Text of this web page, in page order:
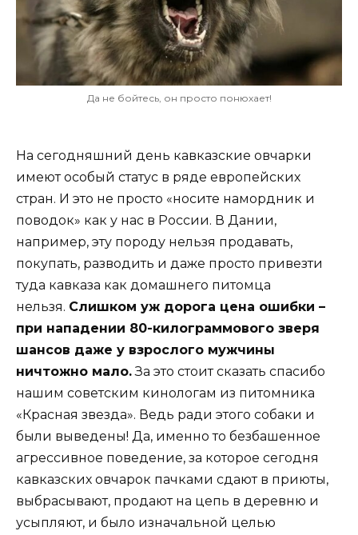
Да не бойтесь, он просто понюхает!
На сегодняшний день кавказские овчарки
имеют особый статус в ряде европейских
стран. И это не просто «носите намордник и
поводок» как у нас в России. В Дании,
например, эту породу нельзя продавать,
покупать, разводить и даже просто привезти
туда кавказа как домашнего питомца
нельзя. Слишком уж дорога цена ошибки –
при нападении 80-килограммового зверя
шансов даже у взрослого мужчины
ничтожно мало.За это стоит сказать спасибо
нашим советским кинологам из питомника
«Красная звезда». Ведь ради этого собаки и
были выведены! Да, именно то безбашенное
агрессивное поведение, за которое сегодня
кавказских овчарок пачками сдают в приюты,
выбрасывают, продают на цепь в деревню и
усыпляют, и было изначальной целью